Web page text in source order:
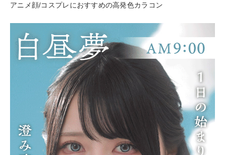
アニメ顔/コスプレにおすすめの高発色カラコン